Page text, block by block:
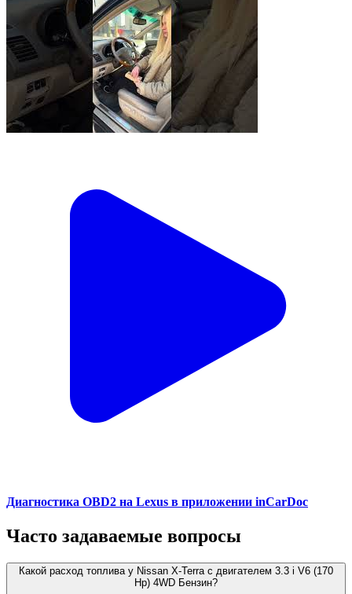
Диагностика OBD2 на Lexus в приложении inCarDoc
Часто задаваемые вопросы
Какой расход топлива у Nissan X-Terra с двигателем 3.3 i V6 (170
Hp) 4WD Бензин?